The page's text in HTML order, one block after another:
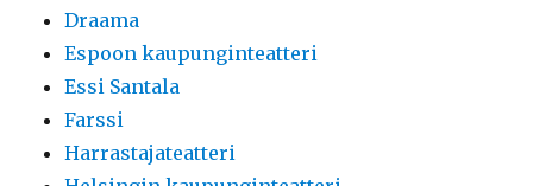
Draama
Espoon kaupunginteatteri
Essi Santala
Farssi
Harrastajateatteri